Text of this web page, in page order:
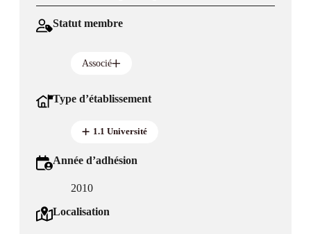
Statut membre
Associé
Type d’établissement
1.1 Université
Année d’adhésion
2010
Localisation